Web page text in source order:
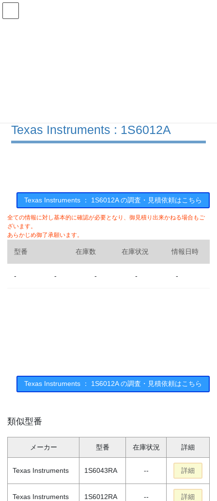
コ
ナ
Texas Instruments : 1S6012A
Texas Instruments ： 1S6012A の調査・見積依頼はこちら
全ての情報に対し基本的に確認が必要となり、御見積り出来かねる場合もご
ざいます。
あらかじめ御了承願います。
型番 在庫数 在庫状況 情報日時
- - - - -
Texas Instruments ： 1S6012A の調査・見積依頼はこちら
類似型番
メーカー 型番 在庫状況 詳細
Texas Instruments 1S6043RA -- 詳細
Texas Instruments 1S6012RA -- 詳細